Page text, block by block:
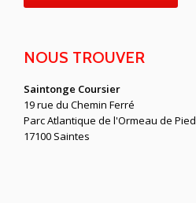
NOUS TROUVER
Saintonge Coursier
19 rue du Chemin Ferré
Parc Atlantique de l'Ormeau de Pied
17100 Saintes